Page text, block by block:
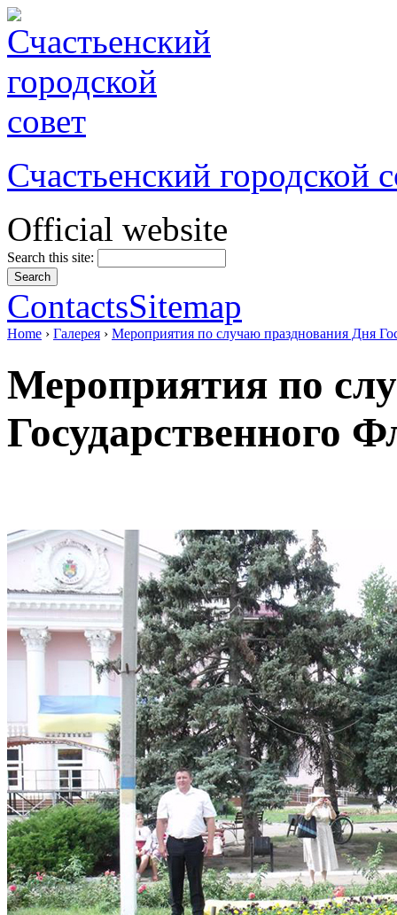
Счастьенский городской
Official website
Search this site:
ContactsSitemap
Home › Галерея › Мероприятия по случаю празднования Дня
Мероприятия по
Государственного